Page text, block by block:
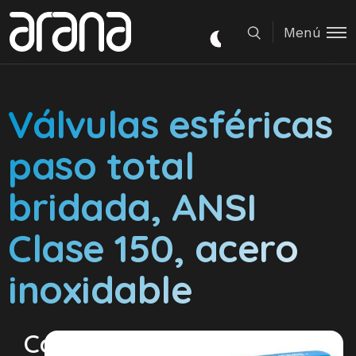
Menú
Válvulas esféricas
paso total
bridada, ANSI
Clase 150, acero
inoxidable
Características